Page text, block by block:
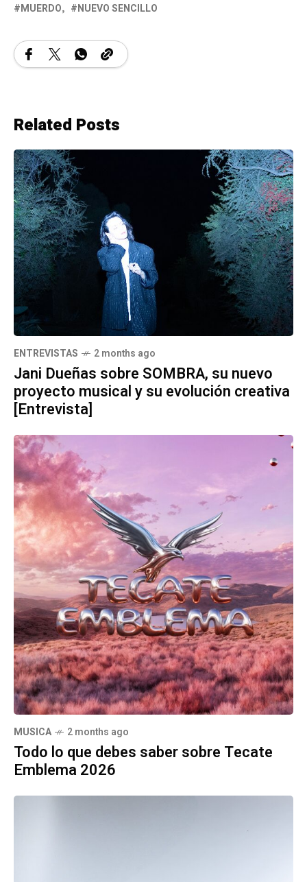
MUERDO
NUEVO SENCILLO
Related Posts
ENTREVISTAS 2 months ago
Jani Dueñas sobre SOMBRA, su nuevo
proyecto musical y su evolución creativa
[Entrevista]
MUSICA 2 months ago
Todo lo que debes saber sobre Tecate
Emblema 2026